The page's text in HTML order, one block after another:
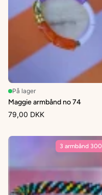
På lager
Maggie armbånd no 74
79,00 DKK
3 armbånd 300